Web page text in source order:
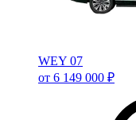
WEY 07
от 6 149 000 ₽